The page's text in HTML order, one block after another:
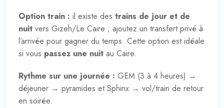
Option train : il existe des trains de jour et de
nuit vers Gizeh/Le Caire ; ajoutez un transfert privé à
l’arrivée pour gagner du temps. Cette option est idéale
si vous passez une nuit au Caire.
Rythme sur une journée : GEM (3 à 4 heures) →
déjeuner → pyramides et Sphinx → vol/train de retour
en soirée.